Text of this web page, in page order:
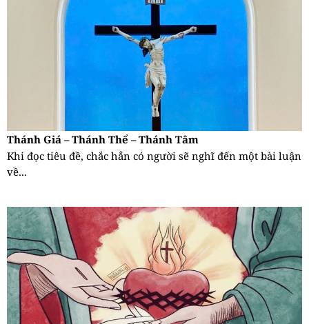
Thánh Giá – Thánh Thể – Thánh Tâm
Khi đọc tiêu đề, chắc hẳn có người sẽ nghĩ đến một bài luận
về...